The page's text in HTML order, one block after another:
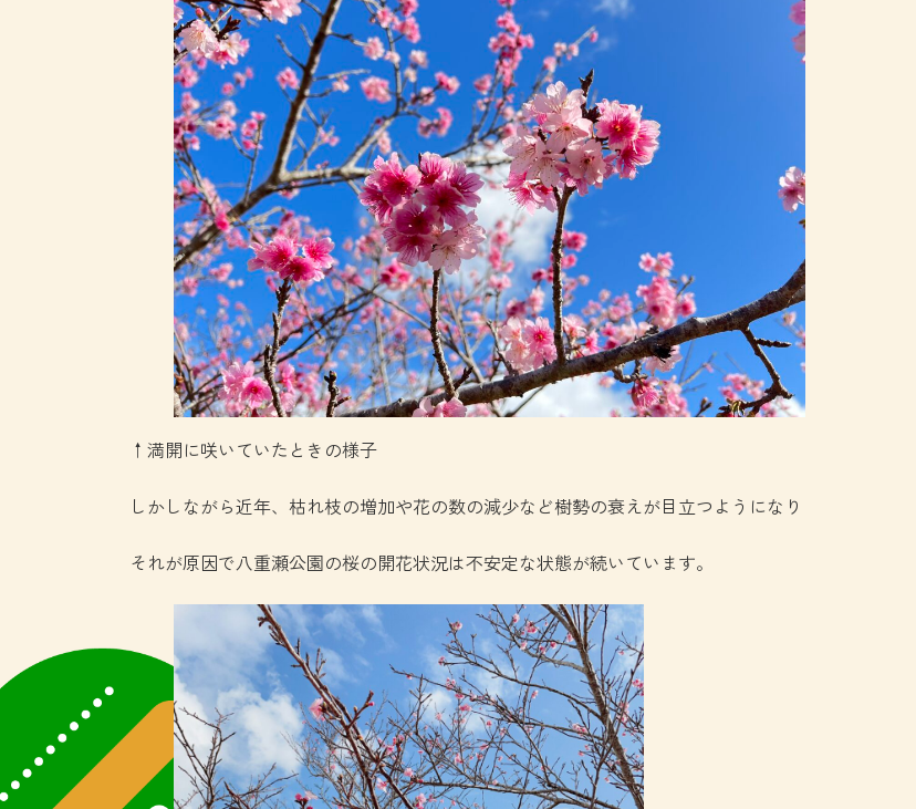
↑満開に咲いていたときの様子
しかしながら近年、枯れ枝の増加や花の数の減少など樹勢の衰えが目立つようになり
それが原因で八重瀬公園の桜の開花状況は不安定な状態が続いています。